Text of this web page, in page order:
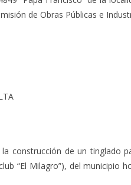
de Obras Públicas e
construcción de un tinglado
“El Milagro”), del municipio